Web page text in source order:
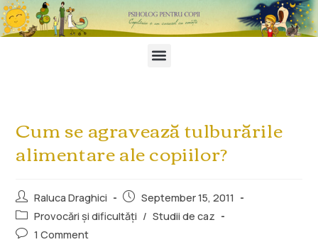
Cum se agravează tulburările
alimentare ale copiilor?
Raluca Draghici
September 15, 2011
Provocări și dificultăți / Studii de caz
1 Comment